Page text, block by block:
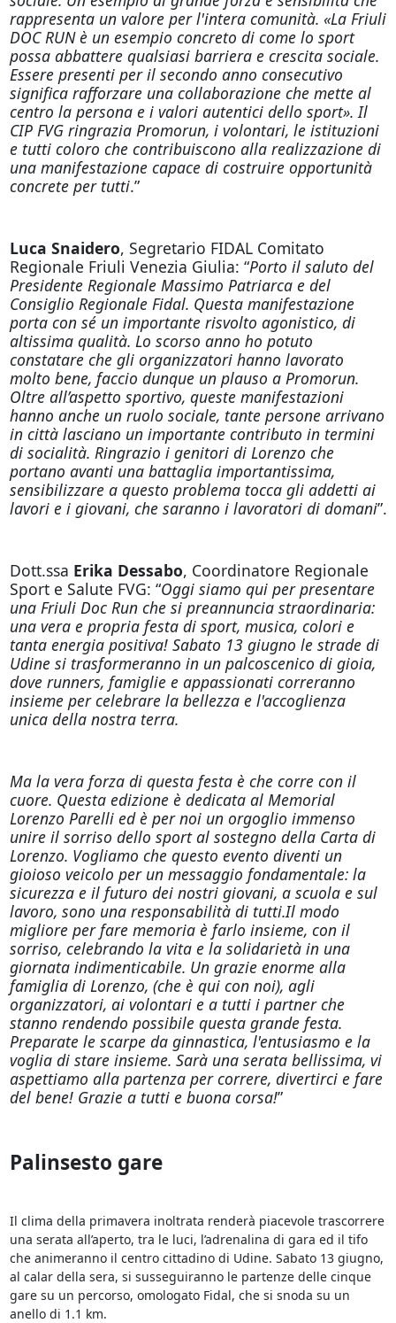
rappresenta un valore per l'intera comunità. «La Friuli
DOC RUN è un esempio concreto di come lo sport
possa abbattere qualsiasi barriera e crescita sociale.
Essere presenti per il secondo anno consecutivo
significa rafforzare una collaborazione che mette al
centro la persona e i valori autentici dello sport». Il
CIP FVG ringrazia Promorun, i volontari, le istituzioni
e tutti coloro che contribuiscono alla realizzazione di
una manifestazione capace di costruire opportunità
concrete per tutti.”
Luca Snaidero, Segretario FIDAL Comitato
Regionale Friuli Venezia Giulia: “Porto il saluto del
Presidente Regionale Massimo Patriarca e del
Consiglio Regionale Fidal. Questa manifestazione
porta con sé un importante risvolto agonistico, di
altissima qualità. Lo scorso anno ho potuto
constatare che gli organizzatori hanno lavorato
molto bene, faccio dunque un plauso a Promorun.
Oltre all’aspetto sportivo, queste manifestazioni
hanno anche un ruolo sociale, tante persone arrivano
in città lasciano un importante contributo in termini
di socialità. Ringrazio i genitori di Lorenzo che
portano avanti una battaglia importantissima,
sensibilizzare a questo problema tocca gli addetti ai
lavori e i giovani, che saranno i lavoratori di domani”.
Dott.ssa Erika Dessabo, Coordinatore Regionale
Sport e Salute FVG: “Oggi siamo qui per presentare
una Friuli Doc Run che si preannuncia straordinaria:
una vera e propria festa di sport, musica, colori e
tanta energia positiva! Sabato 13 giugno le strade di
Udine si trasformeranno in un palcoscenico di gioia,
dove runners, famiglie e appassionati correranno
insieme per celebrare la bellezza e l'accoglienza
unica della nostra terra.
Ma la vera forza di questa festa è che corre con il
cuore. Questa edizione è dedicata al Memorial
Lorenzo Parelli ed è per noi un orgoglio immenso
unire il sorriso dello sport al sostegno della Carta di
Lorenzo. Vogliamo che questo evento diventi un
gioioso veicolo per un messaggio fondamentale: la
sicurezza e il futuro dei nostri giovani, a scuola e sul
lavoro, sono una responsabilità di tutti.Il modo
migliore per fare memoria è farlo insieme, con il
sorriso, celebrando la vita e la solidarietà in una
giornata indimenticabile. Un grazie enorme alla
famiglia di Lorenzo, (che è qui con noi), agli
organizzatori, ai volontari e a tutti i partner che
stanno rendendo possibile questa grande festa.
Preparate le scarpe da ginnastica, l'entusiasmo e la
voglia di stare insieme. Sarà una serata bellissima, vi
aspettiamo alla partenza per correre, divertirci e fare
del bene! Grazie a tutti e buona corsa!”
Palinsesto gare
Il clima della primavera inoltrata renderà piacevole trascorrere
una serata all’aperto, tra le luci, l’adrenalina di gara ed il tifo
che animeranno il centro cittadino di Udine. Sabato 13 giugno,
al calar della sera, si susseguiranno le partenze delle cinque
gare su un percorso, omologato Fidal, che si snoda su un
anello di 1.1 km.